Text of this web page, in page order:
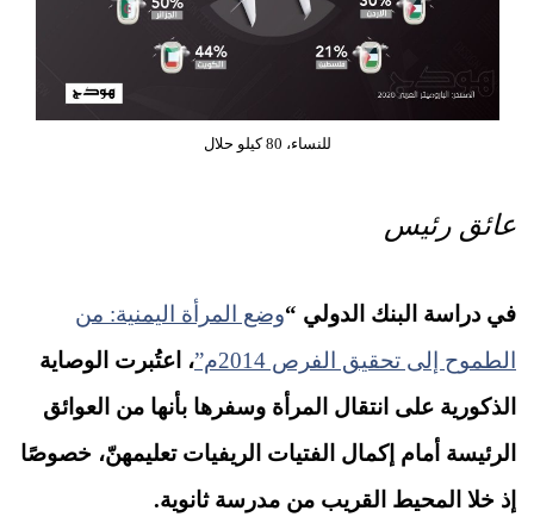
للنساء، 80 كيلو حلال
عائق رئيس
في دراسة البنك الدولي “وضع المرأة اليمنية: من
الطموح إلى تحقيق الفرص 2014م”
، اعتُبرت الوصاية
الذكورية على انتقال المرأة وسفرها بأنها من العوائق
الرئيسة أمام إكمال الفتيات الريفيات تعليمهنّ، خصوصًا
إذ خلا المحيط القريب من مدرسة ثانوية.